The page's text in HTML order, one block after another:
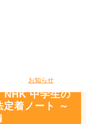
お知らせ
NHK 中学生の
着ノート ～